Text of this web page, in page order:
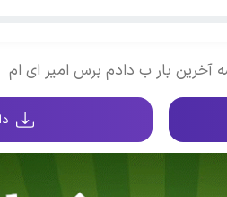
آخرین بار ب دادم برس امیر ای ام